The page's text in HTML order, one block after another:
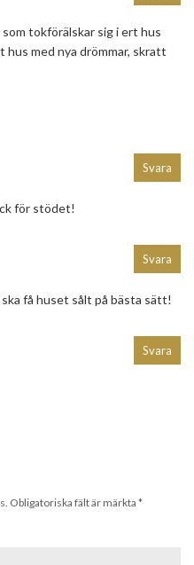
tokförälskar sig i ert hus
hus med nya drömmar, skratt
för stödet!
Svara
få huset sålt på bästa sätt!
Svara
Svara
Obligatoriska fält är märkta *